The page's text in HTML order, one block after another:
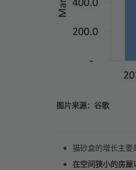
图片来源：谷歌
猫砂盒的增长主要
在空间狭小的房